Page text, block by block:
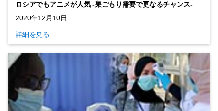
ロシアでもアニメが人気 ‐巣ごもり需要で更なるチャンス‐
2020年12月10日
詳細を見る